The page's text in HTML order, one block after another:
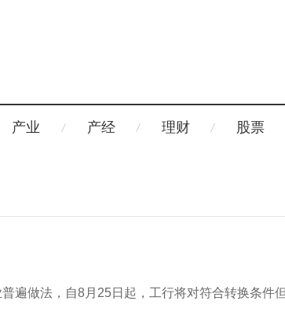
产业 产经 理财 股票
遍做法，自8月25日起，工行将对符合转换条件